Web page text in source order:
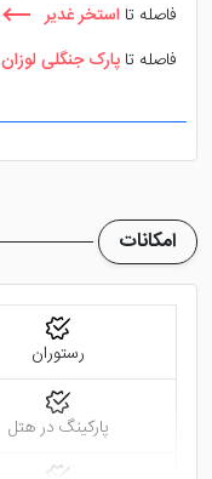
فاصله تا استخر غدیر
فاصله تا پارک جنگلی لوزان
امکانات
رستوران
پارکینگ در هتل